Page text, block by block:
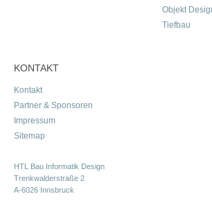
Objekt
Tiefbau
KONTAKT
Kontakt
Partner & Sponsoren
Impressum
Sitemap
HTL Bau Informatik Design
Trenkwalderstraße 2
A-6026 Innsbruck